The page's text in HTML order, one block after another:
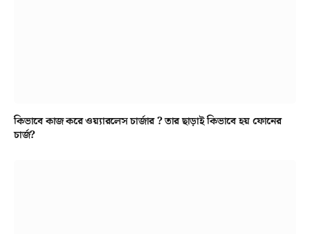
কিভাবে কাজ করে ওয়্যারলেস চার্জার ? তার ছাড়াই কিভাবে হয় ফোনের
চার্জ?